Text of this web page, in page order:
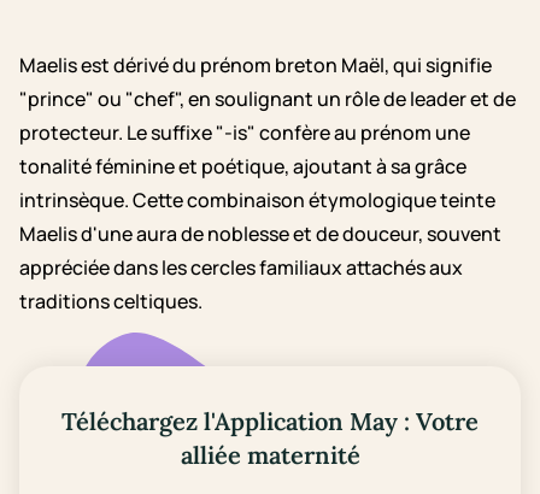
Maelis est dérivé du prénom breton Maël, qui signifie
"prince" ou "chef", en soulignant un rôle de leader et de
protecteur. Le suffixe "-is" confère au prénom une
tonalité féminine et poétique, ajoutant à sa grâce
intrinsèque. Cette combinaison étymologique teinte
Maelis d'une aura de noblesse et de douceur, souvent
appréciée dans les cercles familiaux attachés aux
traditions celtiques.
Téléchargez l'Application May : Votre
alliée maternité